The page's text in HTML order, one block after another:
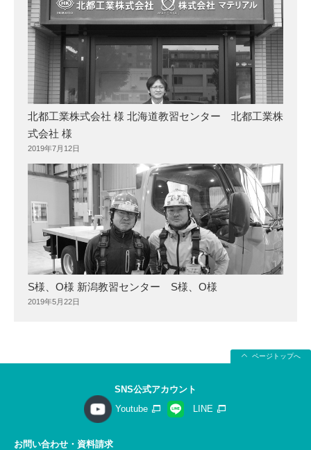
北都工業株式会社 様 北海道教習センター 北都工業株
式会社 様
2019年7月12日
S様、O様 新潟教習センター S様、O様
2019年5月22日
ページトップへ
SNS公式アカウント
Youtube
LINE
お問い合わせ・資料請求